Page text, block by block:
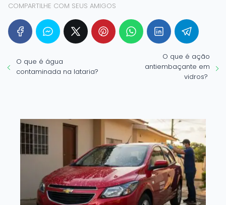
COMPARTILHE COM SEUS AMIGOS
O que é água
contaminada na lataria?
O que é ação
antiembaçante em
vidros?